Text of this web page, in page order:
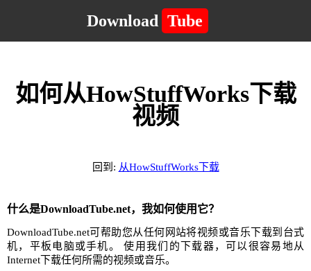
Download Tube
如何从HowStuffWorks下载
视频
回到: 从HowStuffWorks下载
什么是DownloadTube.net，我如何使用它？
DownloadTube.net可帮助您从任何网站将视频或音乐下载到台式
机，平板电脑或手机。 使用我们的下载器，可以很容易地从
Internet下载任何所需的视频或音乐。